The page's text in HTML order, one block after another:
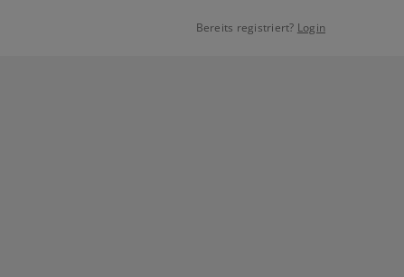
Bereits registriert? Login